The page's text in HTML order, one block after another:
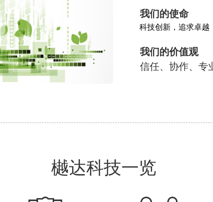
     我们的使命
      科技创新，追求卓越
     我们的价值观
信任、协作、
樾达科技一览